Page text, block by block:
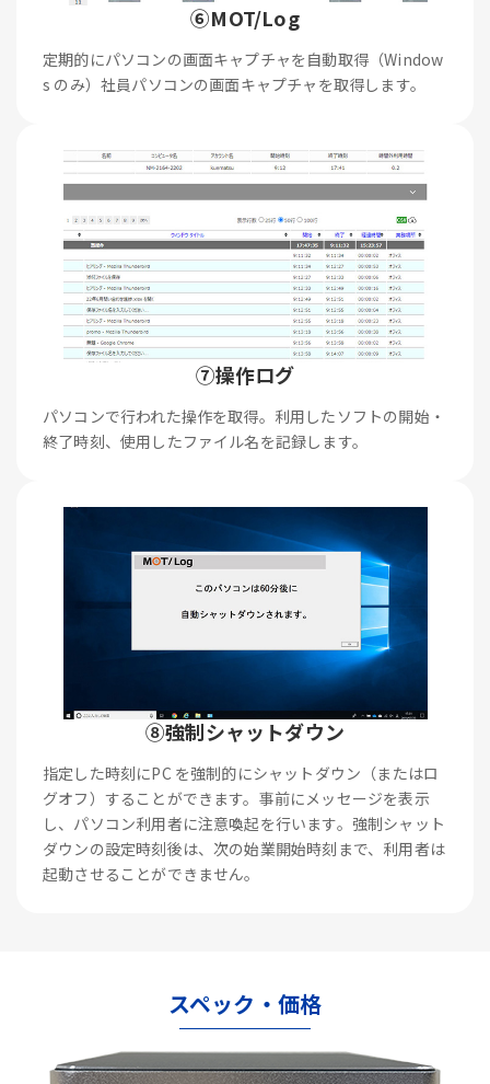
⑥MOT/Log
定期的にパソコンの画面キャプチャを自動取得（Window
s のみ）社員パソコンの画面キャプチャを取得します。
⑦操作ログ
パソコンで行われた操作を取得。利用したソフトの開始・
終了時刻、使用したファイル名を記録します。
⑧強制シャットダウン
指定した時刻にPC を強制的にシャットダウン（またはロ
グオフ）することができます。事前にメッセージを表示
し、パソコン利用者に注意喚起を行います。強制シャット
ダウンの設定時刻後は、次の始業開始時刻まで、利用者は
起動させることができません。
スペック・価格